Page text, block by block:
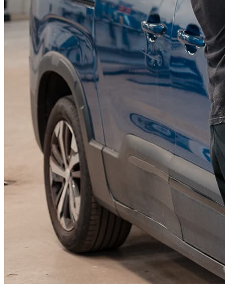
KGM Pickups
Fordonstyp
PickupTransportbilPersonbil
Visa alla fordon